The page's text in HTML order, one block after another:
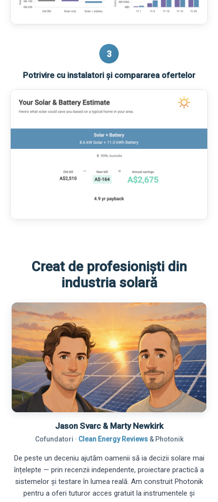
3
Potrivire cu instalatori și compararea ofertelor
Creat de profesioniști din
industria solară
Jason Svarc & Marty Newkirk
Cofundatori · Clean Energy Reviews& Photonik
De peste un deceniu ajutăm oamenii să ia decizii solare mai
înțelepte — prin recenzii independente, proiectare practică a
sistemelor și testare în lumea reală. Am construit Photonik
pentru a oferi tuturor acces gratuit la instrumentele și